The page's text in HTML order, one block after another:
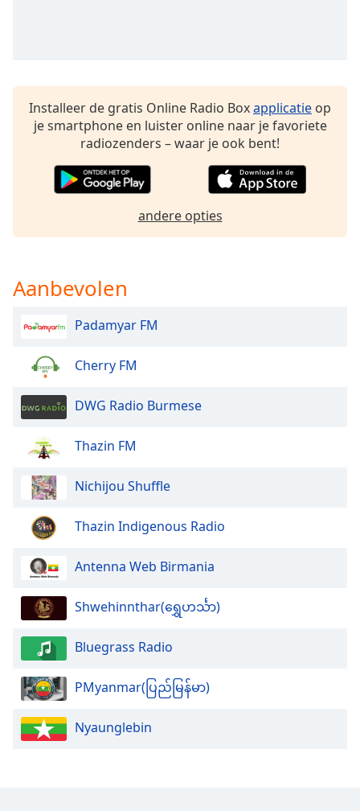
dialog
window.
the
Text
Opacity
Text
Background
Opacity
Caption
Background
Opacity
Font
Size
Text
Installeer de gratis Online Radio Boxapplicatie op
je smartphone en luister online naar je favoriete
radiozenders – waar je ook bent!
andere opties
Aanbevolen
Padamyar FM
Cherry FM
DWG Radio Burmese
Thazin FM
Nichijou Shuffle
Thazin Indigenous Radio
Antenna Web Birmania
Shwehinnthar(ရွှေဟင်္သာ)
Bluegrass Radio
PMyanmar(ပြည်မြန်မာ)
Nyaunglebin